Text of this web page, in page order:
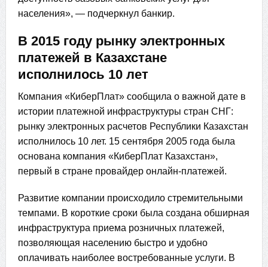
населения», — подчеркнул банкир.
В 2015 году рынку электронных
платежей в Казахстане
исполнилось 10 лет
Компания «КиберПлат» сообщила о важной дате в
истории платежной инфраструктуры стран СНГ:
рынку электронных расчетов Республики Казахстан
исполнилось 10 лет. 15 сентября 2005 года была
основана компания «КиберПлат Казахстан»,
первый в стране провайдер онлайн-платежей.
Развитие компании происходило стремительными
темпами. В короткие сроки была создана обширная
инфраструктура приема розничных платежей,
позволяющая населению быстро и удобно
оплачивать наиболее востребованные услуги. В